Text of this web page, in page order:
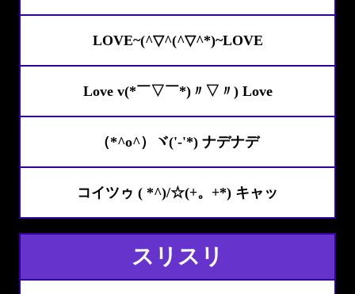
LOVE~(^▽^(^▽^*)~LOVE
Love v(*￣▽￣*)〃▽〃) Love
（*^o^）ヾ('-'*) ナデナデ
コイツゥ ( *^)/☆(+。+*) キャッ
スリスリ